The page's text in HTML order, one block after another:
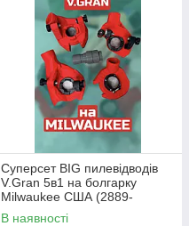
Суперсет BIG пилевідводів
V.Gran 5в1 на болгарку
Milwaukee США (2889-
20/2882-20)
В наявності